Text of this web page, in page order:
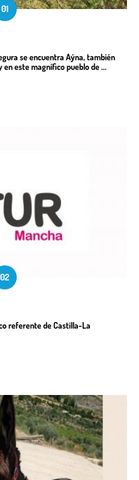
01
se encuentra Aýna, también
en este magnífico pueblo de ...
02
referente de Castilla-La